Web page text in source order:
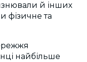
й інших
фізичне та
найбільше